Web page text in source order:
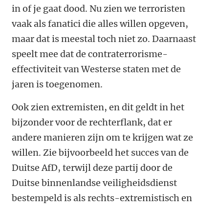
in of je gaat dood. Nu zien we terroristen
vaak als fanatici die alles willen opgeven,
maar dat is meestal toch niet zo. Daarnaast
speelt mee dat de contraterrorisme-
effectiviteit van Westerse staten met de
jaren is toegenomen.
Ook zien extremisten, en dit geldt in het
bijzonder voor de rechterflank, dat er
andere manieren zijn om te krijgen wat ze
willen. Zie bijvoorbeeld het succes van de
Duitse AfD, terwijl deze partij door de
Duitse binnenlandse veiligheidsdienst
bestempeld is als rechts-extremistisch en